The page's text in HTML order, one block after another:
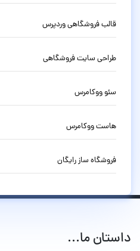
قالب فروشگاهی وردپرس
طراحی سایت فروشگاهی
سئو ووکامرس
هاست ووکامرس
فروشگاه ساز رایگان
داستان ما...